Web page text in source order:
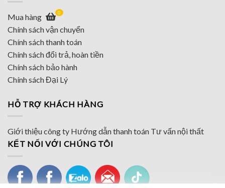
Mua hàng 0
Chính sách vận chuyển
Chính sách thanh toán
Chính sách đổi trả, hoàn tiền
Chính sách bảo hành
Chính sách Đại Lý
HỖ TRỢ KHÁCH HÀNG
Giới thiệu công ty Hướng dẫn thanh toán Tư vấn nội thất
KẾT NỐI VỚI CHÚNG TÔI